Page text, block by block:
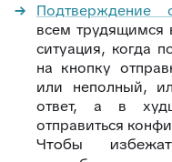
Подтверждение
всем трудящимся
ситуация, когда
на кнопку
или неполный,
ответ, а в
отправиться
Чтобы